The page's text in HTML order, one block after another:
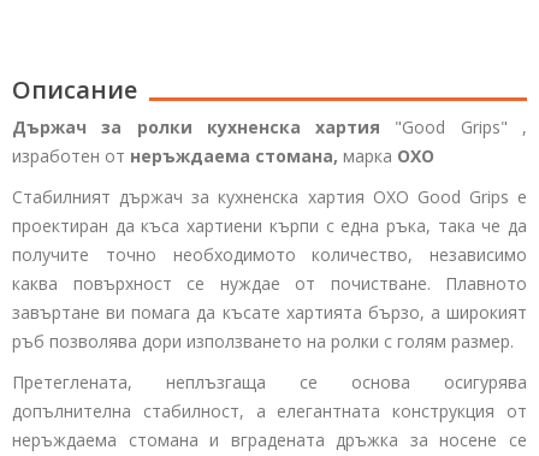
Описание
Държач за ролки кухненска хартия "Good Grips" ,
изработен от неръждаема стомана, марка OXO
Стабилният държач за кухненска хартия OXO Good Grips е
проектиран да къса хартиени кърпи с една ръка, така че да
получите точно необходимото количество, независимо
каква повърхност се нуждае от почистване. Плавното
завъртане ви помага да късате хартията бързо, а широкият
ръб позволява дори използването на ролки с голям размер.
Претеглената, неплъзгаща се основа осигурява
допълнителна стабилност, а елегантната конструкция от
неръждаема стомана и вградената дръжка за носене се